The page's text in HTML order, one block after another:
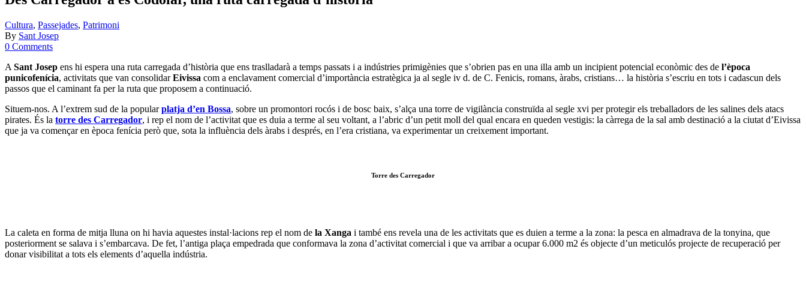
Cultura, Passejades, Patrimoni
By Sant Josep
0 Comments
A Sant Josep ens hi espera una ruta carregada d’història que ens traslladarà a temps passats i a indústries primigènies que s’obrien pas en una illa amb un incipient potencial econòmic des de l’època
punicofenícia, activitats que van consolidarEivissa com a enclavament comercial d’importància estratègica ja al segle iv d. de C. Fenicis, romans, àrabs, cristians… la història s’escriu en tots i cadascun dels
passos que el caminant fa per la ruta que proposem a continuació.
Situem-nos. A l’extrem sud de la popularplatja d’en Bossa, sobre un promontori rocós i de bosc baix, s’alça una torre de vigilància construïda al segle xvi per protegir els treballadors de les salines dels atacs
pirates. És la torre des Carregador, i rep el nom de l’activitat que es duia a terme al seu voltant, a l’abric d’un petit moll del qual encara en queden vestigis: la càrrega de la sal amb destinació a la ciutat d’Eivissa
que ja va començar en època fenícia però que, sota la influència dels àrabs i després, en l’era cristiana, va experimentar un creixement important.
Torre des Carregador
La caleta en forma de mitja lluna on hi havia aquestes instal·lacions rep el nom de la Xanga i també ens revela una de les activitats que es duien a terme a la zona: la pesca en almadrava de la tonyina, que
posteriorment se salava i s’embarcava. De fet, l’antiga plaça empedrada que conformava la zona d’activitat comercial i que va arribar a ocupar 6.000 m2 és objecte d’un meticulós projecte de recuperació per
donar visibilitat a tots els elements d’aquella indústria.